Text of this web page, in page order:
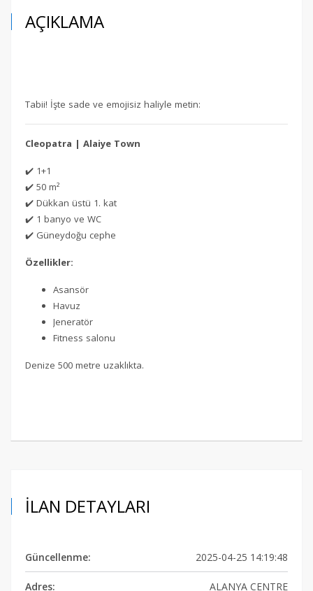
AÇIKLAMA
Tabii! İşte sade ve emojisiz haliyle metin:
Cleopatra | Alaiye Town
✔️ 1+1
✔️ 50 m²
✔️ Dükkan üstü 1. kat
✔️ 1 banyo ve WC
✔️ Güneydoğu cephe
Özellikler:
Asansör
Havuz
Jeneratör
Fitness salonu
Denize 500 metre uzaklıkta.
İLAN DETAYLARI
Güncellenme: 2025-04-25 14:19:48
Adres: ALANYA CENTRE